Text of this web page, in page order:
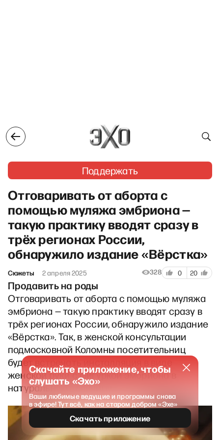
Поддержать
Отговаривать от аборта с
помощью муляжа эмбриона —
такую практику вводят сразу в
трёх регионах России,
обнаружило издание «Вёрстка»
Сюжеты 2 апреля 2025 328 0 20
Продавить на роды
Отговаривать от аборта с помощью муляжа
эмбриона — такую практику вводят сразу в
трёх регионах России, обнаружило издание
«Вёрстка». Так, в женской консультации
подмосковной Коломны посетительниц
будет встречать инсталляция в виде
женской руки с фигуркой эмбриона в
натуральную величину.
Скачайте приложение, чтобы
слушать «Эхо»
Ваши любимые ведущие и программы снова
в эфире! Тут всё, как на старом добром «Эхе»
Скачать приложение